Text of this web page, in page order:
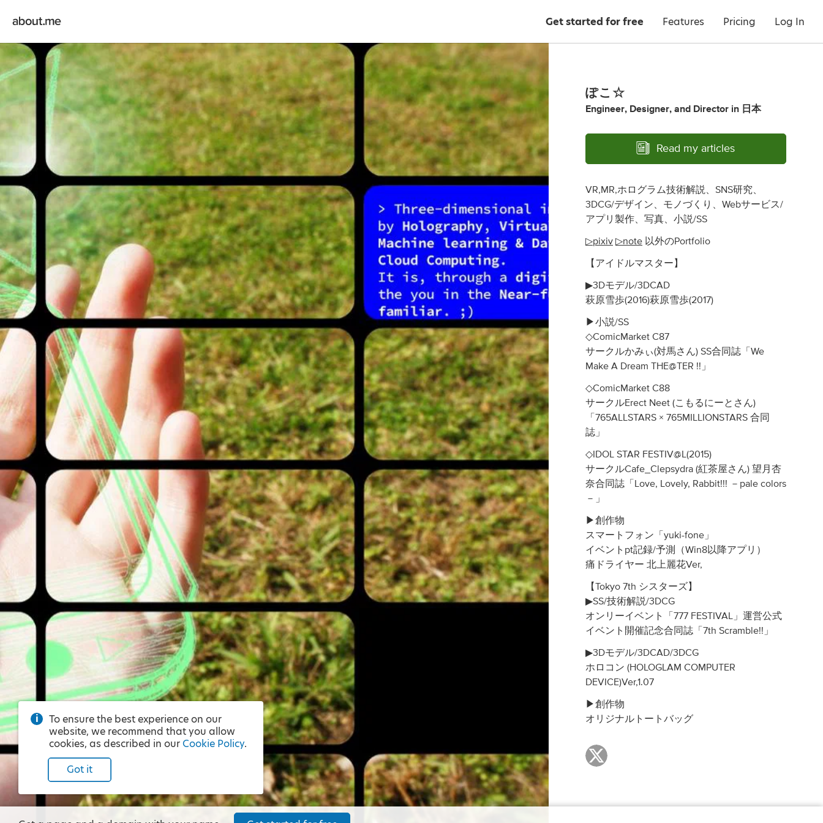
Get started for free Features Pricing Log In
ぽこ☆
Engineer, Designer, and Director in 日本
Read my articles
VR,MR,ホログラム技術解説、SNS研究、
3DCG/デザイン、モノづくり、Webサービス/
アプリ製作、写真、小説/SS
▷pixiv ▷note 以外のPortfolio
【アイドルマスター】
▶3Dモデル/3DCAD
萩原雪歩(2016)萩原雪歩(2017)
▶小説/SS
◇ComicMarket C87
サークルかみぃ(対馬さん) SS合同誌「We
Make A Dream THE@TER !!」
◇ComicMarket C88
サークルErect Neet (こもるにーとさん)
「765ALLSTARS × 765MILLIONSTARS 合同
誌」
◇IDOL STAR FESTIV@L(2015)
サークルCafe_Clepsydra (紅茶屋さん) 望月杏
奈合同誌「Love, Lovely, Rabbit!!! －pale colors
－」
▶創作物
スマートフォン「yuki-fone」
イベントpt記録/予測（Win8以降アプリ）
痛ドライヤー 北上麗花Ver,
【Tokyo 7th シスターズ】
▶SS/技術解説/3DCG
オンリーイベント「777 FESTIVAL」運営公式
イベント開催記念合同誌「7th Scramble!!」
▶3Dモデル/3DCAD/3DCG
ホロコン (HOLOGLAM COMPUTER
DEVICE)Ver,1.07
▶創作物
オリジナルトートバッグ
To ensure the best experience on our
website, we recommend that you allow
cookies, as described in our Cookie Policy.
Got it